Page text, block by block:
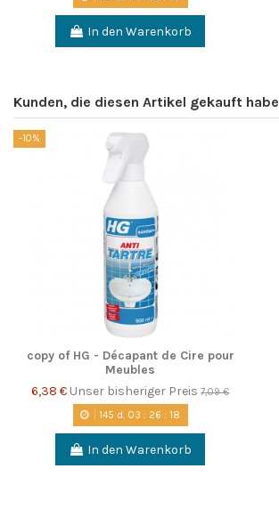
In den Warenkorb
Kunden, die diesen Artikel gekauft
-10%
copy of HG - Décapant de Cire pour
Meubles
6,38 € Unser bisheriger Preis7,09 €
145 d. 03 :26 :17
In den Warenkorb